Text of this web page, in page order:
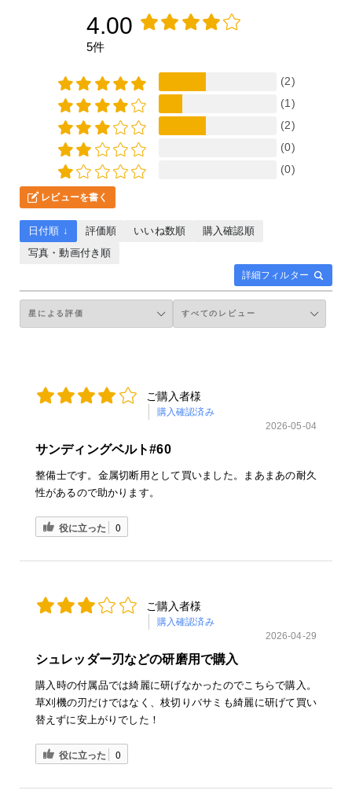
4.00
5件
(2)
(1)
(2)
(0)
(0)
レビューを書く
詳細フィルター
日付順 ↓ 評価順 いいね数順
購入確認順
写真・動画付き順
ご購入者様
購入確認済み
2026-05-04
サンディングベルト#60
整備士です。金属切断用として買いました。まあまあの耐久
性があるので助かります。
役に立った 0
ご購入者様
購入確認済み
2026-04-29
シュレッダー刃などの研磨用で購入
購入時の付属品では綺麗に研げなかったのでこちらで購入。
草刈機の刃だけではなく、枝切りバサミも綺麗に研げて買い
替えずに安上がりでした！
役に立った 0